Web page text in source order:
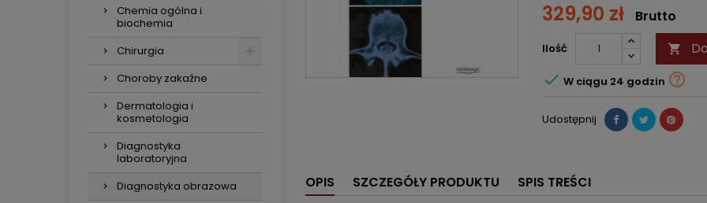
Chemia ogólna i
biochemia
Chirurgia
Choroby zakaźne
Dermatologia i
kosmetologia
Diagnostyka
laboratoryjna
Diagnostyka obrazowa
329,90 zł Brutto
Ilość 
 W ciągu 24 godzin 
Udostępnij
OPIS SZCZEGÓŁY PRODUKTU SPIS TREŚCI